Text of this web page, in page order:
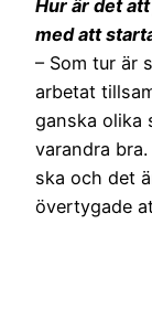
Hur är det
med att
– Som tur är
arbetat
ganska olika
varandra
ska och det
övertygade